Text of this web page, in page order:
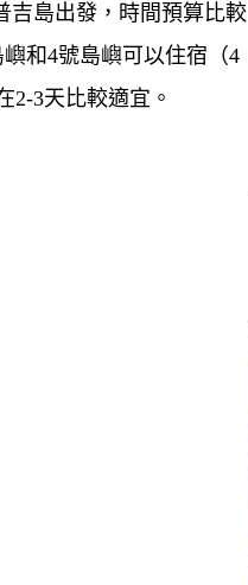
吉島出發，時間預算比較
和4號島嶼可以住宿（4
2-3天比較適宜。